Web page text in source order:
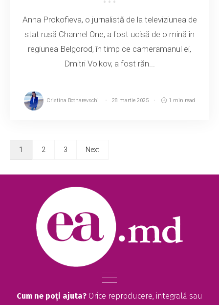
Anna Prokofieva, o jurnalistă de la televiziunea de
stat rusă Channel One, a fost ucisă de o mină în
regiunea Belgorod, în timp ce cameramanul ei,
Dmitri Volkov, a fost răn...
Cristina Botnarevschi 28 martie 2025 1 min read
1 2 3 Next
Cum ne poți ajuta? Orice reproducere, integrală sau